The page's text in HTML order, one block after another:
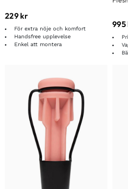
229 kr
För extra nöje och komfort
Handsfree upplevelse
Enkel att montera
995